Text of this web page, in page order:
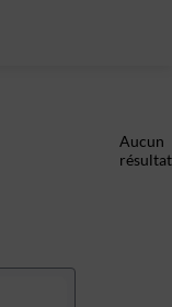
Aucun
résultat